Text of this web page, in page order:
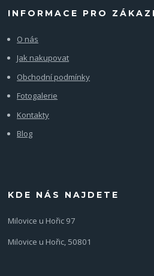
INFORMACE PRO
O nás
Jak nakupovat
Obchodní podmínky
Fotogalerie
Kontakty
Blog
KDE NÁS NAJDETE
Milovice u Hořic 97
Milovice u Hořic, 50801